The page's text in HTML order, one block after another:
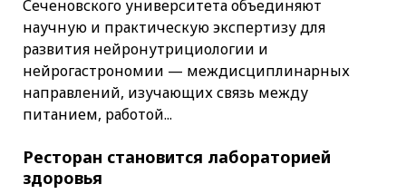
Сеченовского университета объединяют
научную и практическую экспертизу для
развития нейронутрициологии и
нейрогастрономии — междисциплинарных
направлений, изучающих связь между
питанием, работой...
Ресторан становится лабораторией
здоровья